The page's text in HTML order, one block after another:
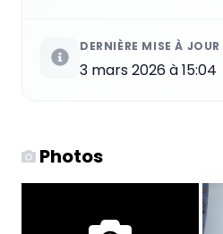
DERNIÈRE MISE À JOUR
3 mars 2026 à 15:04
Photos